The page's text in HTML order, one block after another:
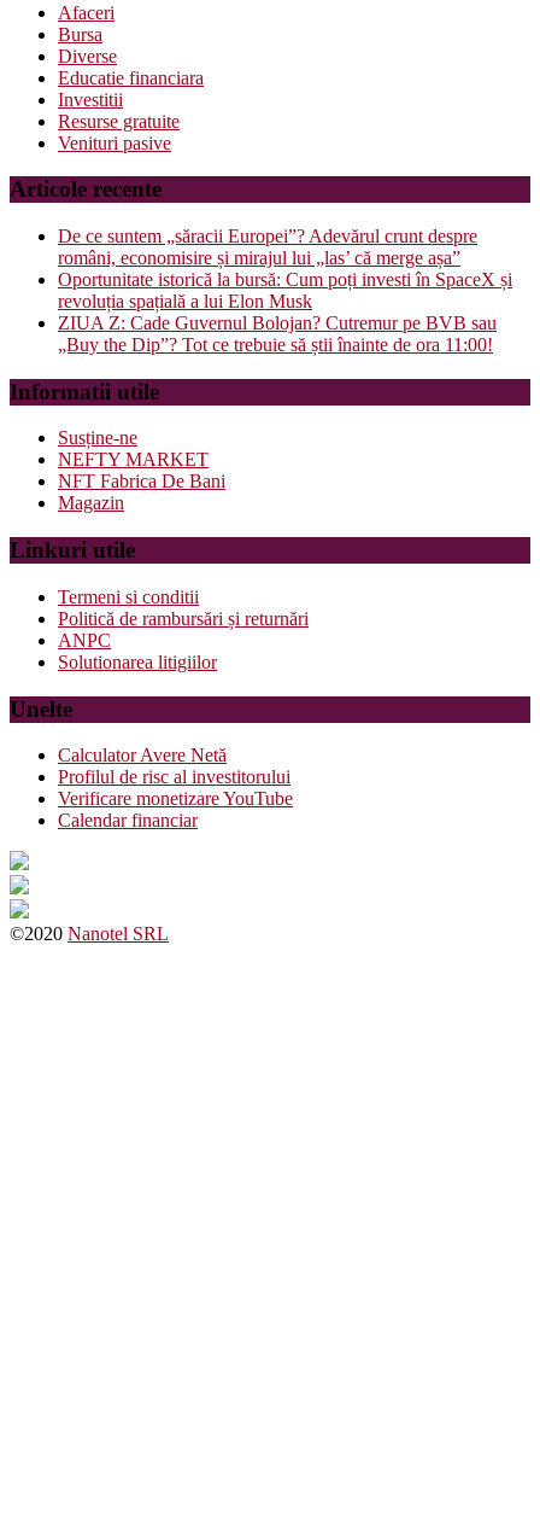
Afaceri
Bursa
Diverse
Educatie financiara
Investitii
Resurse gratuite
Venituri pasive
Articole recente
De ce suntem „săracii Europei”? Adevărul crunt despre
români, economisire și mirajul lui „las’ că merge așa”
Oportunitate istorică la bursă: Cum poți investi în SpaceX și
revoluția spațială a lui Elon Musk
ZIUA Z: Cade Guvernul Bolojan? Cutremur pe BVB sau
„Buy the Dip”? Tot ce trebuie să știi înainte de ora 11:00!
Informatii utile
Susține-ne
NEFTY MARKET
NFT Fabrica De Bani
Magazin
Linkuri utile
Termeni si conditii
Politică de rambursări și returnări
ANPC
Solutionarea litigiilor
Unelte
Calculator Avere Netă
Profilul de risc al investitorului
Verificare monetizare YouTube
Calendar financiar
©2020 Nanotel SRL